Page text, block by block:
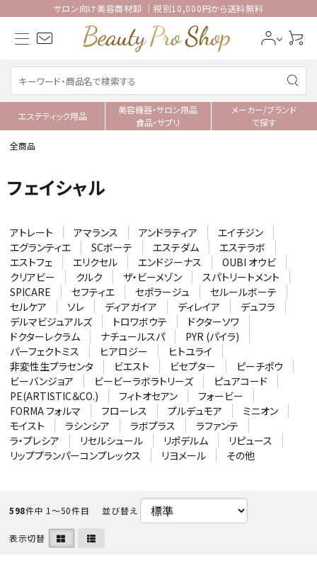
サロン向け美容商材卸 ｜税別10,000円から送料無料
エステティック用品
美容機器・サロン用品
食品・サプリ
メーカー/ブランド
で探す
ACCOUNT MENU
ようこそ ゲスト 様
meeting_room ログイン person 会員登録
新着商品
全商品
フェイシャル
アトレート アマランス アンドラティア
エイチジン
エグランティエ
SCボーテ エステダム
エステラボ
エストフェ
エリクセル エンドジーナス
OUBI オウビ
クリアビー
クルク ザ・ビーメゾン
スパトリートメント
SPICARE
セフティエ セポラージュ
セルールボーテ
セルケア
ソレ ディアガイア ディレイア
デュフラ
デルマビジュアルズ
トロワボウテ
ドクターソワ
ドクターレクラム
ナチュールスパ
PYR (パイラ)
パーフェクトミス
ヒアロジー
ヒトユライ
非変性生プラセンタ
ビエスト ビセプター
ピーチポウ
ビーバンジョア
ビービーラボラトリーズ
ピュアコード
PE(ARTISTIC＆CO.)
フィトオセアン
フォービー
FORMA フォルマ
フローレス プルデュモア
ミニオン
モイスト
ラシンシア ラボプラス
ラファンテ
ラ・プレシア
リセルシュール リポデルム
リピュース
リッププランパーコンプレックス
リヨメール その他
598件中 1〜50件目 並び替え
表示切替